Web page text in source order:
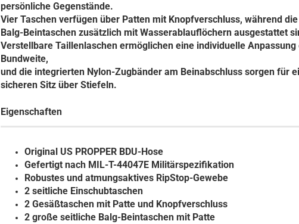
persönliche Gegenstände.
Vier Taschen verfügen über Patten mit Knopfverschluss, während
Balg-Beintaschen zusätzlich mit Wasserablauflöchern ausgestattet
Verstellbare Taillenlaschen ermöglichen eine individuelle Anpassung
Bundweite,
und die integrierten Nylon-Zugbänder am Beinabschluss sorgen für
sicheren Sitz über Stiefeln.
Eigenschaften
Original US PROPPER BDU-Hose
Gefertigt nach MIL-T-44047E Militärspezifikation
Robustes und atmungsaktives RipStop-Gewebe
2 seitliche Einschubtaschen
2 Gesäßtaschen mit Patte und Knopfverschluss
2 große seitliche Balg-Beintaschen mit Patte